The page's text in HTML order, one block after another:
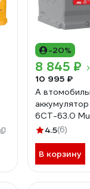
-20%
8 845 ₽
10 995 ₽
А
аккумулятор
6СТ-63.0
4.5(6)
В корзину